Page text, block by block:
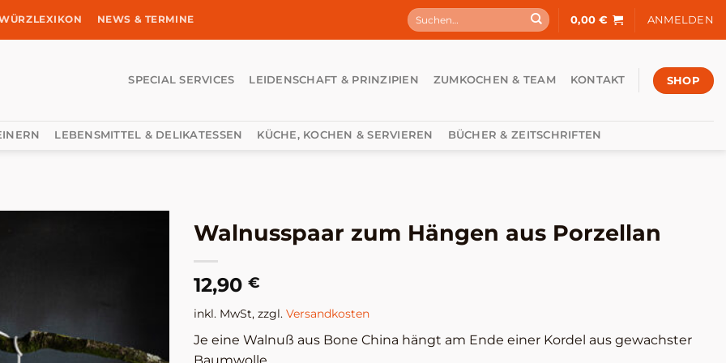
NEWS & TERMINE
Suchen
nach:
0,00€ ANMELDEN
SPECIAL SERVICES LEIDENSCHAFT & PRINZIPIEN ZUMKOCHEN & TEAM KONTAKT SHOP
LEBENSMITTEL & DELIKATESSEN KÜCHE, KOCHEN & SERVIEREN BÜCHER & ZEITSCHRIFTEN
Walnusspaar zum Hängen aus Porzellan
12,90 €
inkl. MwSt, zzgl. Versandkosten
Je eine Walnuß aus Bone China hängt am Ende einer Kordel aus gewachster